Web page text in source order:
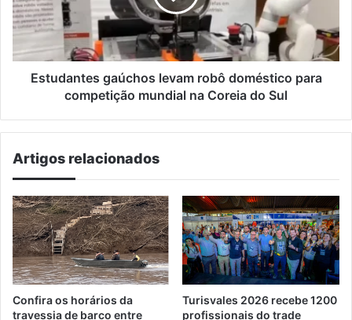
para
competição
na
CoreiaEstudantes gaúchos levam robô doméstico para
competição mundial na Coreia do Sul
Artigos relacionados
Confira os horários da
travessia de barco entre
Turisvales 2026 recebe 1200
profissionais do trade